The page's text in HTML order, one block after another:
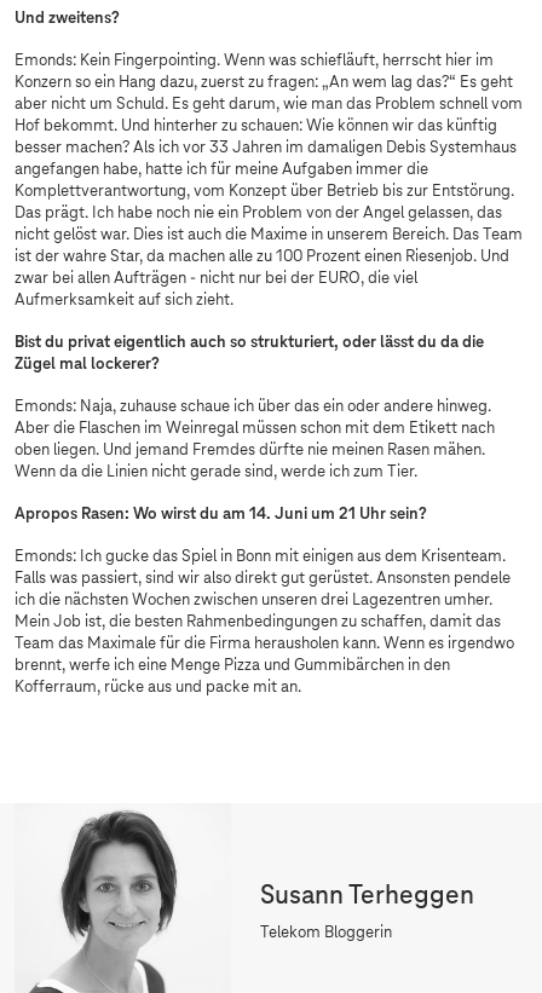
Und zweitens?
Emonds: Kein Fingerpointing. Wenn was schiefläuft, herrscht hier im
Konzern so ein Hang dazu, zuerst zu fragen: „An wem lag das?“ Es geht
aber nicht um Schuld. Es geht darum, wie man das Problem schnell vom
Hof bekommt. Und hinterher zu schauen: Wie können wir das künftig
besser machen? Als ich vor 33 Jahren im damaligen Debis Systemhaus
angefangen habe, hatte ich für meine Aufgaben immer die
Komplettverantwortung, vom Konzept über Betrieb bis zur Entstörung.
Das prägt. Ich habe noch nie ein Problem von der Angel gelassen, das
nicht gelöst war. Dies ist auch die Maxime in unserem Bereich. Das Team
ist der wahre Star, da machen alle zu 100 Prozent einen Riesenjob. Und
zwar bei allen Aufträgen - nicht nur bei der EURO, die viel
Aufmerksamkeit auf sich zieht.
Bist du privat eigentlich auch so strukturiert, oder lässt du da die
Zügel mal lockerer?
Emonds: Naja, zuhause schaue ich über das ein oder andere hinweg.
Aber die Flaschen im Weinregal müssen schon mit dem Etikett nach
oben liegen. Und jemand Fremdes dürfte nie meinen Rasen mähen.
Wenn da die Linien nicht gerade sind, werde ich zum Tier.
Apropos Rasen: Wo wirst du am 14. Juni um 21 Uhr sein?
Emonds: Ich gucke das Spiel in Bonn mit einigen aus dem Krisenteam.
Falls was passiert, sind wir also direkt gut gerüstet. Ansonsten pendele
ich die nächsten Wochen zwischen unseren drei Lagezentren umher.
Mein Job ist, die besten Rahmenbedingungen zu schaffen, damit das
Team das Maximale für die Firma herausholen kann. Wenn es irgendwo
brennt, werfe ich eine Menge Pizza und Gummibärchen in den
Kofferraum, rücke aus und packe mit an.
Susann Terheggen
Telekom Bloggerin